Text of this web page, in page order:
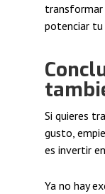
transformar
potenciar tu
Si quieres
gusto,
es invertir
Ya no hay